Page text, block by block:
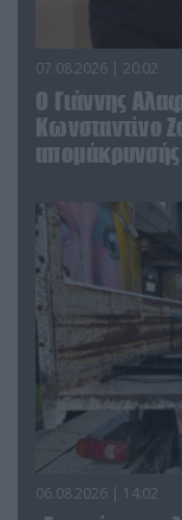
07.08.2026 | 20:02
Ο Γιάννης
Κωνσταντίνο
06.08.2026 | 14:02